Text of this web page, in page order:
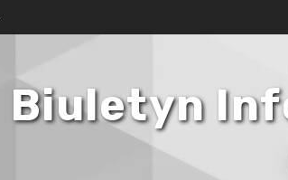
Biuletyn